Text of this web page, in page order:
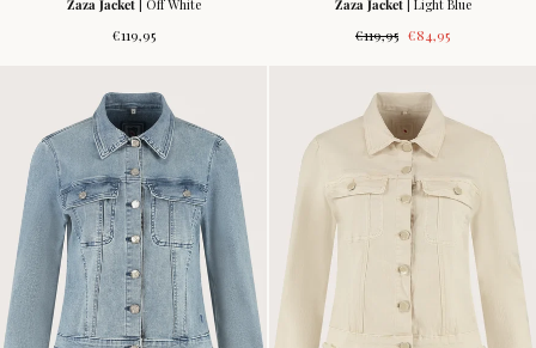
Zaza Jacket | Off White
Regular
€119,95
Zaza Jacket | Light Blue
Regular
€119,95 Sale
€84,95